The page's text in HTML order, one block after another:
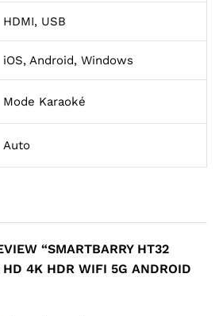
HDMI, USB
iOS, Android, Windows
Mode Karaoké
Auto
“SMARTBARRY HT32
HD 4K HDR WIFI 5G ANDROID